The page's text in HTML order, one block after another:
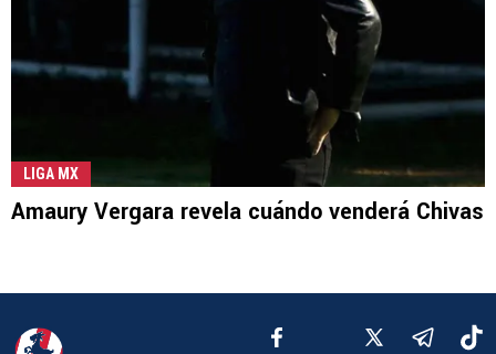
LIGA MX
Amaury Vergara revela cuándo venderá Chivas